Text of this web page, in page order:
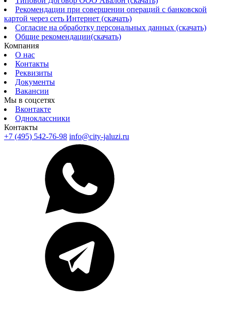
Рекомендации при совершении операций с банковской
картой через сеть Интернет (скачать)
Согласие на обработку персональных данных (скачать)
Общие рекомендации(скачать)
Компания
О нас
Контакты
Реквизиты
Документы
Вакансии
Мы в соцсетях
Вконтакте
Одноклассники
Контакты
+7 (495) 542-76-98 info@city-jaluzi.ru